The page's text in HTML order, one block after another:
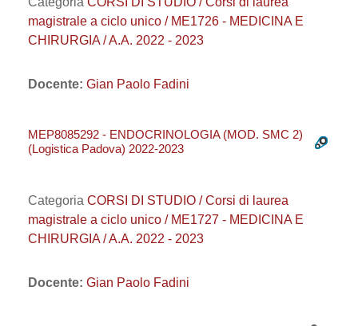
magistrale a ciclo unico / ME1726 - MEDICINA E
CHIRURGIA / A.A. 2022 - 2023
Docente: Gian Paolo Fadini
MEP8085292 - ENDOCRINOLOGIA (MOD. SMC 2)
(Logistica Padova) 2022-2023
Categoria CORSI DI STUDIO / Corsi di laurea
magistrale a ciclo unico / ME1727 - MEDICINA E
CHIRURGIA / A.A. 2022 - 2023
Docente: Gian Paolo Fadini